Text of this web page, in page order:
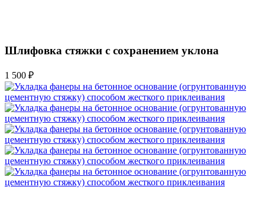
Шлифовка стяжки с сохранением уклона
1 500 ₽